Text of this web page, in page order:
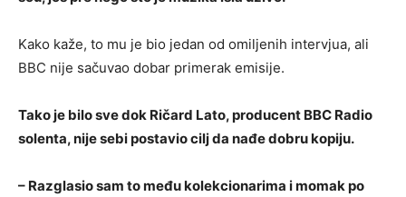
Kako kaže, to mu je bio jedan od omiljenih intervjua, ali
BBC nije sačuvao dobar primerak emisije.
Tako je bilo sve dok Ričard Lato, producent BBC Radio
solenta, nije sebi postavio cilj da nađe dobru kopiju.
– Razglasio sam to među kolekcionarima i momak po